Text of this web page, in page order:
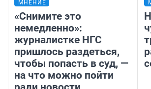
МНЕНИЕ
«Снимите это
немедленно»:
журналистке НГС
пришлось раздеться,
чтобы попасть в суд, —
на что можно пойти